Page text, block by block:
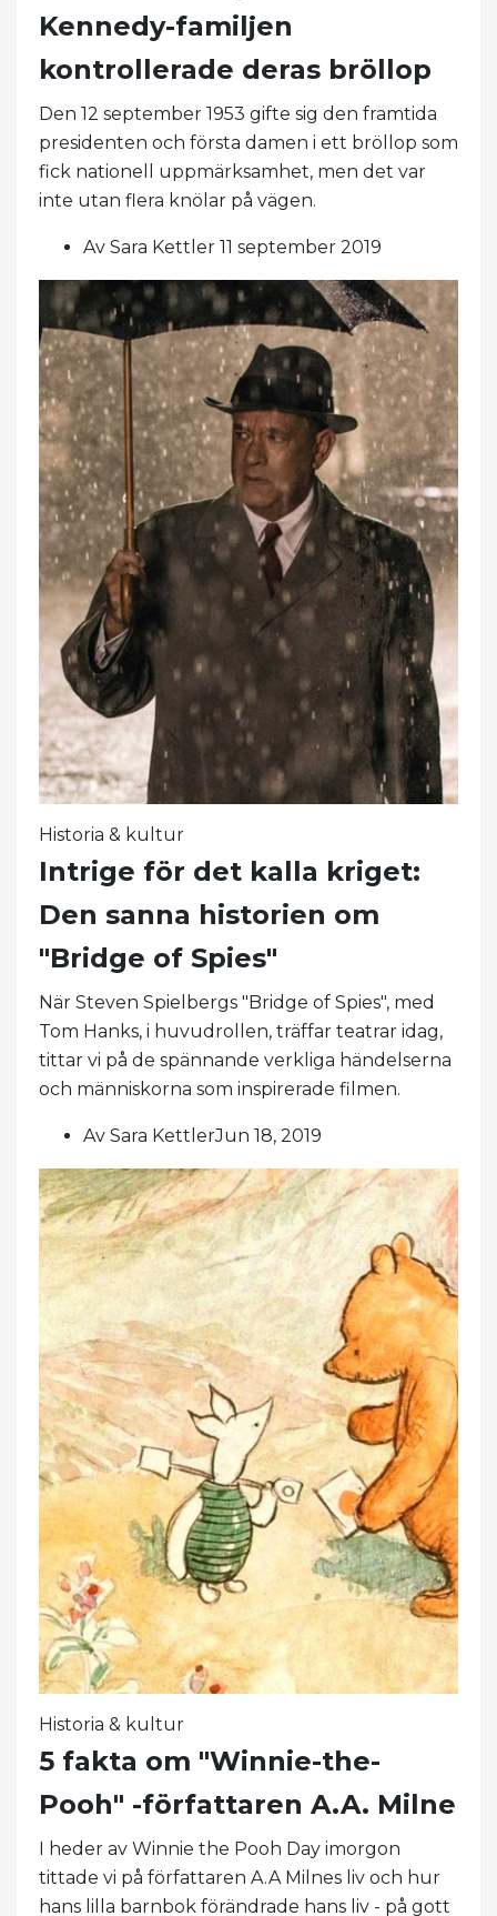
Kennedy-familjen
kontrollerade deras bröllop
Den 12 september 1953 gifte sig den framtida
presidenten och första damen i ett bröllop som
fick nationell uppmärksamhet, men det var
inte utan flera knölar på vägen.
Av Sara Kettler 11 september 2019
Historia & kultur
Intrige för det kalla kriget:
Den sanna historien om
"Bridge of Spies"
När Steven Spielbergs "Bridge of Spies", med
Tom Hanks, i huvudrollen, träffar teatrar idag,
tittar vi på de spännande verkliga händelserna
och människorna som inspirerade filmen.
Av Sara KettlerJun 18, 2019
Historia & kultur
5 fakta om "Winnie-the-
Pooh" -författaren A.A. Milne
I heder av Winnie the Pooh Day imorgon
tittade vi på författaren A.A Milnes liv och hur
hans lilla barnbok förändrade hans liv - på gott